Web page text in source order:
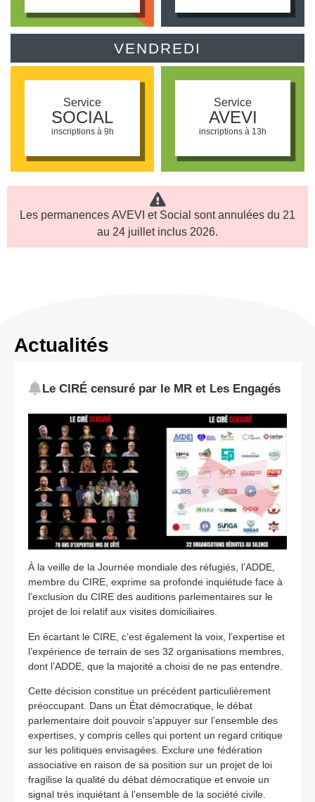
VENDREDI
Service
SOCIAL
inscriptions à 9h
Service
AVEVI
inscriptions à 13h
Les permanences AVEVI et Social sont annulées du 21
au 24 juillet inclus 2026.
Actualités
Le CIRÉ censuré par le MR et Les Engagés
À la veille de la Journée mondiale des réfugiés, l’ADDE,
membre du CIRE, exprime sa profonde inquiétude face à
l’exclusion du CIRE des auditions parlementaires sur le
projet de loi relatif aux visites domiciliaires.
En écartant le CIRE, c’est également la voix, l’expertise et
l’expérience de terrain de ses 32 organisations membres,
dont l’ADDE, que la majorité a choisi de ne pas entendre.
Cette décision constitue un précédent particulièrement
préoccupant. Dans un État démocratique, le débat
parlementaire doit pouvoir s’appuyer sur l’ensemble des
expertises, y compris celles qui portent un regard critique
sur les politiques envisagées. Exclure une fédération
associative en raison de sa position sur un projet de loi
fragilise la qualité du débat démocratique et envoie un
signal très inquiétant à l’ensemble de la société civile.